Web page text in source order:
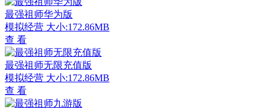
最强祖师华为版
模拟经营 大小:172.86MB
查 看
最强祖师无限充值版
模拟经营 大小:172.86MB
查 看